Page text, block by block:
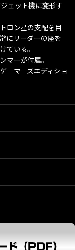
ェット機に変形す
ロン星の支配を目
にリーダーの座を
ている。
マーが付属。
ーマーズエディショ